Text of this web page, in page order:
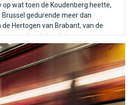
op wat toen de Koudenberg heette,
gedurende meer dan
Hertogen van Brabant, van de
en van Karel de vijfde ...
in de metro